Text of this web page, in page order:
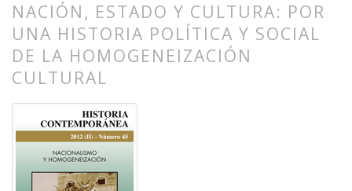
NACIÓN, ESTADO Y CULTURA: POR
UNA HISTORIA POLÍTICA Y SOCIAL
DE LA HOMOGENEIZACIÓN
CULTURAL